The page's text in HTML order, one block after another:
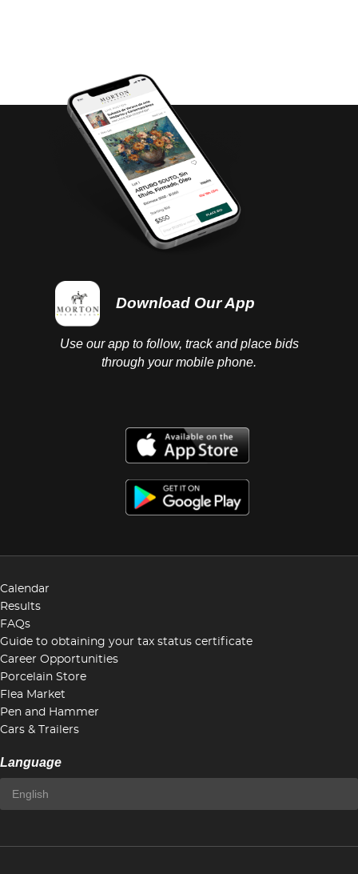
Imperial del 82 no es solo un vino raro; es la leyenda
misma, magnificada, esperando el momento de ser
descorchada para contar su historia en cada copa.
Download Our App
Use our app to follow, track and place bids
through your mobile phone.
Calendar
Results
FAQs
Guide to obtaining your tax status certificate
Career Opportunities
Porcelain Store
Flea Market
Pen and Hammer
Cars & Trailers
Language